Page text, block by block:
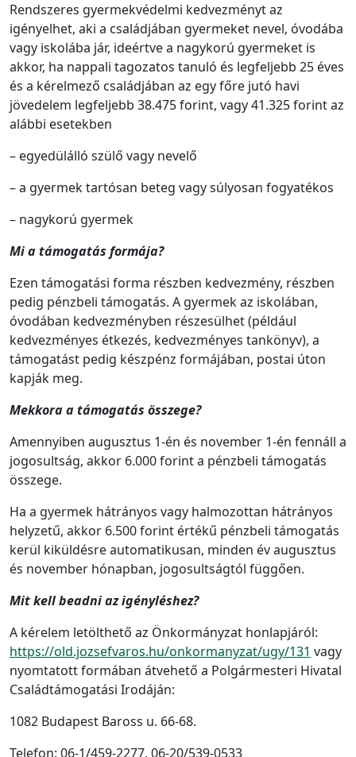
Rendszeres gyermekvédelmi kedvezményt az
igényelhet, aki a családjában gyermeket nevel, óvodába
vagy iskolába jár, ideértve a nagykorú gyermeket is
akkor, ha nappali tagozatos tanuló és legfeljebb 25 éves
és a kérelmező családjában az egy főre jutó havi
jövedelem legfeljebb 38.475 forint, vagy 41.325 forint az
alábbi esetekben
– egyedülálló szülő vagy nevelő
– a gyermek tartósan beteg vagy súlyosan fogyatékos
– nagykorú gyermek
Mi a támogatás formája?
Ezen támogatási forma részben kedvezmény, részben
pedig pénzbeli támogatás. A gyermek az iskolában,
óvodában kedvezményben részesülhet (például
kedvezményes étkezés, kedvezményes tankönyv), a
támogatást pedig készpénz formájában, postai úton
kapják meg.
Mekkora a támogatás összege?
Amennyiben augusztus 1-én és november 1-én fennáll a
jogosultság, akkor 6.000 forint a pénzbeli támogatás
összege.
Ha a gyermek hátrányos vagy halmozottan hátrányos
helyzetű, akkor 6.500 forint értékű pénzbeli támogatás
kerül kiküldésre automatikusan, minden év augusztus
és november hónapban, jogosultságtól függően.
Mit kell beadni az igényléshez?
A kérelem letölthető az Önkormányzat honlapjáról:
https://old.jozsefvaros.hu/onkormanyzat/ugy/131 vagy
nyomtatott formában átvehető a Polgármesteri Hivatal
Családtámogatási Irodáján:
1082 Budapest Baross u. 66-68.
Telefon: 06-1/459-2277, 06-20/539-0533